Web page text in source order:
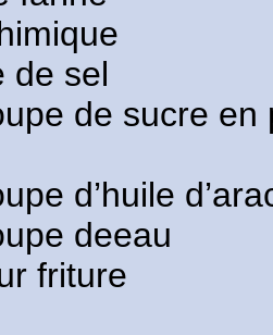
de sel
de sucre en
d’huile
deeau
friture